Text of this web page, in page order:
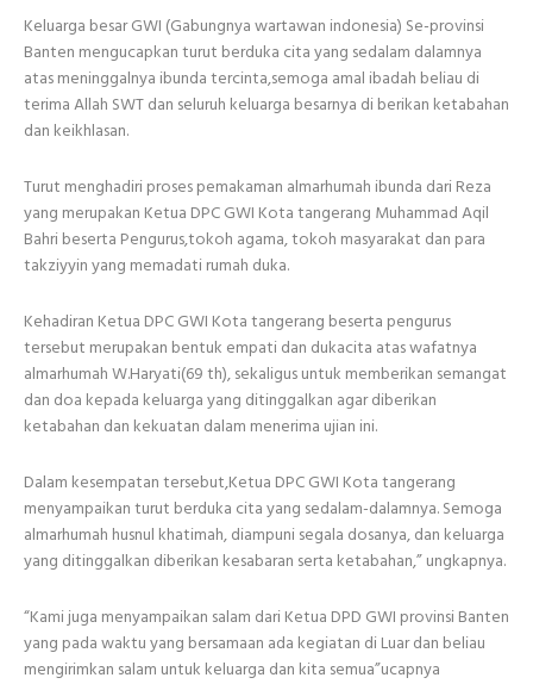
Keluarga besar GWI (Gabungnya wartawan indonesia) Se-provinsi
Banten mengucapkan turut berduka cita yang sedalam dalamnya
atas meninggalnya ibunda tercinta,semoga amal ibadah beliau di
terima Allah SWT dan seluruh keluarga besarnya di berikan ketabahan
dan keikhlasan.
Turut menghadiri proses pemakaman almarhumah ibunda dari Reza
yang merupakan Ketua DPC GWI Kota tangerang Muhammad Aqil
Bahri beserta Pengurus,tokoh agama, tokoh masyarakat dan para
takziyyin yang memadati rumah duka.
Kehadiran Ketua DPC GWI Kota tangerang beserta pengurus
tersebut merupakan bentuk empati dan dukacita atas wafatnya
almarhumah W.Haryati(69 th), sekaligus untuk memberikan semangat
dan doa kepada keluarga yang ditinggalkan agar diberikan
ketabahan dan kekuatan dalam menerima ujian ini.
Dalam kesempatan tersebut,Ketua DPC GWI Kota tangerang
menyampaikan turut berduka cita yang sedalam-dalamnya. Semoga
almarhumah husnul khatimah, diampuni segala dosanya, dan keluarga
yang ditinggalkan diberikan kesabaran serta ketabahan,” ungkapnya.
“Kami juga menyampaikan salam dari Ketua DPD GWI provinsi Banten
yang pada waktu yang bersamaan ada kegiatan di Luar dan beliau
mengirimkan salam untuk keluarga dan kita semua”ucapnya